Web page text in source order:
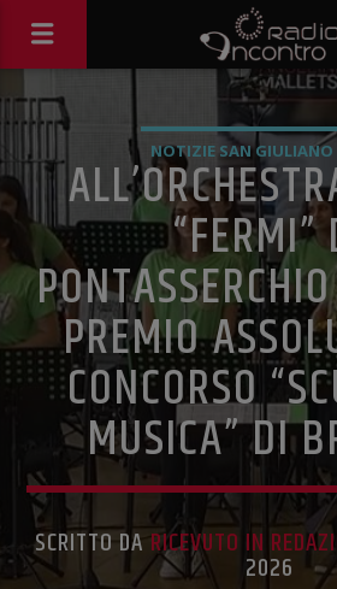
NOTIZIE SAN GIULIANO
“FERMI”
PREMIO
CONCORSO
MUSICA” DI
SCRITTO DA RICEVUTO IN
2026